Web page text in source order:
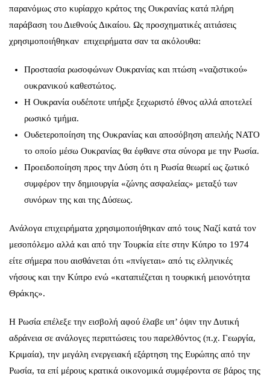
παρανόμως στο κυρίαρχο κράτος της Ουκρανίας κατά πλήρη
παράβαση του Διεθνούς Δικαίου. Ως προσχηματικές αιτιάσεις
χρησιμοποιήθηκαν επιχειρήματα σαν τα ακόλουθα:
Προστασία ρωσοφώνων Ουκρανίας και πτώση «ναζιστικού»
ουκρανικού καθεστώτος.
Η Ουκρανία ουδέποτε υπήρξε ξεχωριστό έθνος αλλά αποτελεί
ρωσικό τμήμα.
Ουδετεροποίηση της Ουκρανίας και αποσόβηση απειλής ΝΑΤΟ
το οποίο μέσω Ουκρανίας θα έφθανε στα σύνορα με την Ρωσία.
Προειδοποίηση προς την Δύση ότι η Ρωσία θεωρεί ως ζωτικό
συμφέρον την δημιουργία «ζώνης ασφαλείας» μεταξύ των
συνόρων της και της Δύσεως.
Ανάλογα επιχειρήματα χρησιμοποιήθηκαν από τους Ναζί κατά τον
μεσοπόλεμο αλλά και από την Τουρκία είτε στην Κύπρο το 1974
είτε σήμερα που αισθάνεται ότι «πνίγεται» από τις ελληνικές
νήσους και την Κύπρο ενώ «καταπιέζεται η τουρκική μειονότητα
Θράκης».
Η Ρωσία επέλεξε την εισβολή αφού έλαβε υπ’ όψιν την Δυτική
αδράνεια σε ανάλογες περιπτώσεις του παρελθόντος (π.χ. Γεωργία,
Κριμαία), την μεγάλη ενεργειακή εξάρτηση της Ευρώπης από την
Ρωσία, τα επί μέρους κρατικά οικονομικά συμφέροντα σε βάρος της